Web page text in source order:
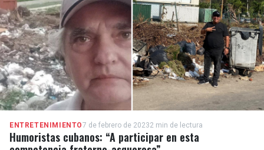
ENTRETENIMIENTO7 de febrero de 20232 min de lectura
Humoristas cubanos: “A participar en esta